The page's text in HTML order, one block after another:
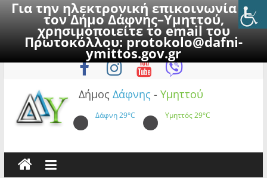
Για την ηλεκτρονική επικοινωνία με
τον Δήμο Δάφνης–Υμηττού,
χρησιμοποιείτε το email του
Πρωτοκόλλου:protokolo@dafni-
ymittos.gov.gr
to
Παρασκευή, 7 Αυγούστου 2026
Δήμος Δάφνης - Υμηττού
Δάφνη29°C Υμηττός29°C